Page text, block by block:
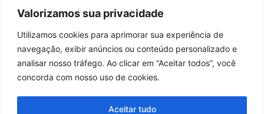
Valorizamos sua privacidade
Utilizamos cookies para aprimorar sua experiência de
navegação, exibir anúncios ou conteúdo personalizado e
analisar nosso tráfego. Ao clicar em “Aceitar todos”, você
concorda com nosso uso de cookies.
Aceitar tudo
Portal de
Ouvidoria
DIÁRIO
OFICIAL
Pesquisa de Satisfação